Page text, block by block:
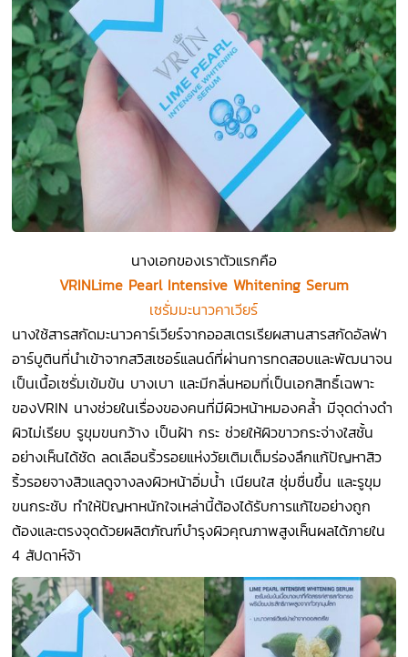
นางเอกของเราตัวแรกคือ
VRINLime Pearl Intensive Whitening Serum
เซรั่มมะนาวคาเวียร์
นางใช้สารสกัดมะนาวคาร์เวียร์จากออสเตรเรียผสานสารสกัดอัลฟ่า
อาร์บูตินที่นำเข้าจากสวิสเซอร์แลนด์ที่ผ่านการทดสอบและพัฒนาจน
เป็นเนื้อเซรั่มเข้มข้น บางเบา และมีกลิ่นหอมที่เป็นเอกสิทธิ์เฉพาะ
ของVRIN นางช่วยในเรื่องของคนที่มีผิวหน้าหมองคล้ำ มีจุดด่างดำ
ผิวไม่เรียบ รูขุมขนกว้าง เป็นฝ้า กระ ช่วยให้ผิวขาวกระจ่างใสชั้น
อย่างเห็นได้ชัด ลดเลือนริ้วรอยแห่งวัยเติมเต็มร่องลึกแก้ปัญหาสิว
ริ้วรอยจางสิวแลดูจางลงผิวหน้าอิ่มน้ำ เนียนใส ชุ่มชื่นขึ้น และรูขุม
ขนกระชับ ทำให้ปัญหาหนักใจเหล่านี้ต้องได้รับการแก้ไขอย่างถูก
ต้องและตรงจุดด้วยผลิตภัณฑ์บำรุงผิวคุณภาพสูงเห็นผลได้ภายใน
4 สัปดาห์จ้า